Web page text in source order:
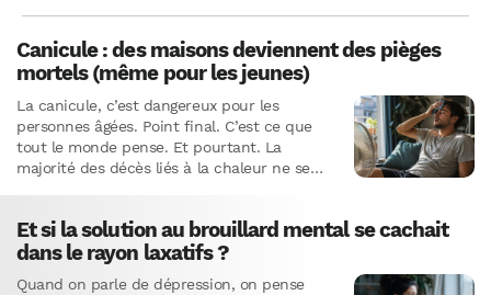
Canicule : des maisons deviennent des pièges
mortels (même pour les jeunes)
La canicule, c’est dangereux pour les
personnes âgées. Point final. C’est ce que
tout le monde pense. Et pourtant. La
majorité des décès liés à la chaleur ne se
Et si la solution au brouillard mental se cachait
dans le rayon laxatifs ?
Quand on parle de dépression, on pense